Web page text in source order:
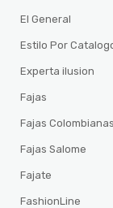
El General
Estilo Por
Experta ilusion
Fajas
Fajas Colombianas
Fajas Salome
Fajate
FashionLine